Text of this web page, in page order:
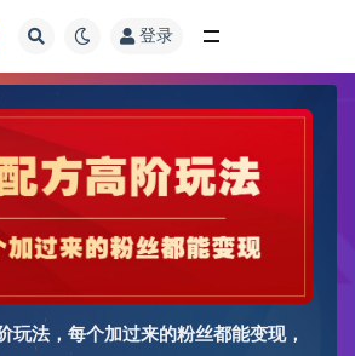
登录
玩法，每个加过来的粉丝都能变现，